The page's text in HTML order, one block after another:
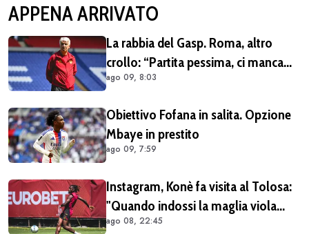
APPENA ARRIVATO
La rabbia del Gasp. Roma, altro
crollo: “Partita pessima, ci manca
qualcosa”
ago 09, 8:03
Obiettivo Fofana in salita. Opzione
Mbaye in prestito
ago 09, 7:59
Instagram, Konè fa visita al Tolosa:
"Quando indossi la maglia viola
diventi parte della famiglia. Era
ago 08, 22:45